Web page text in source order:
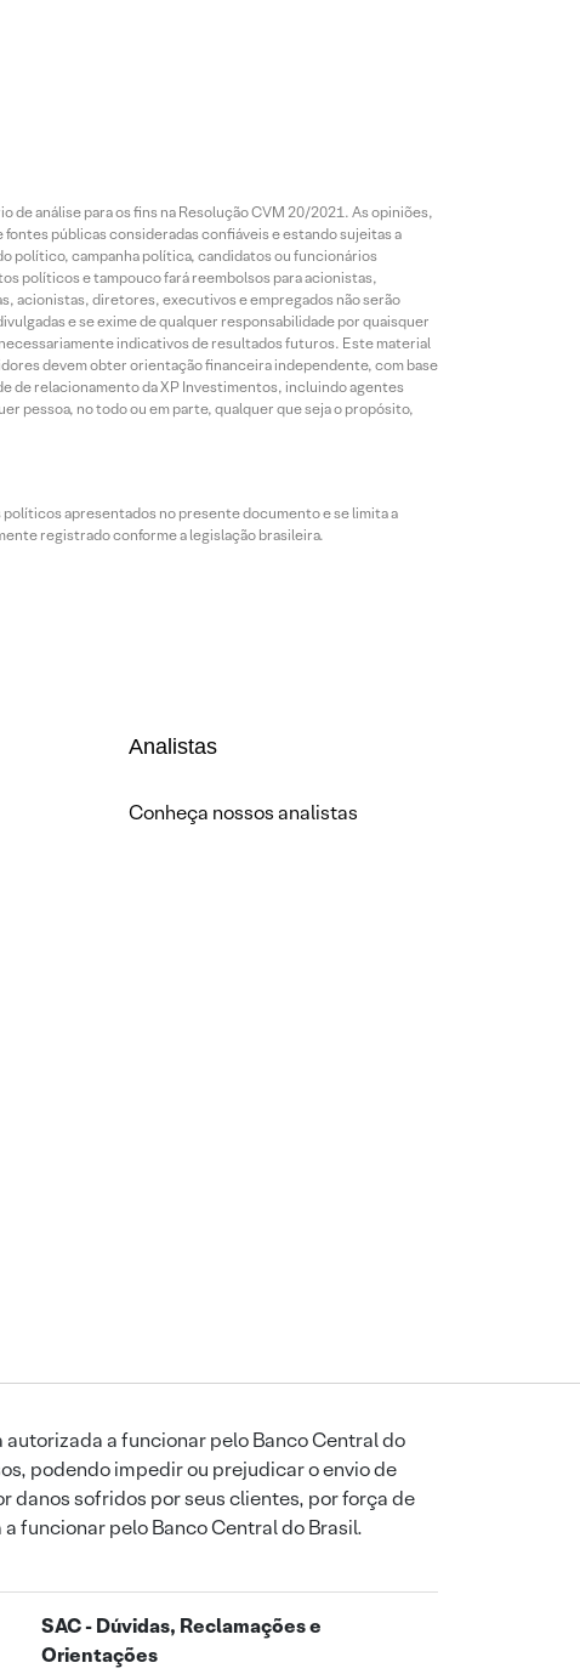
de análise para os fins na Resolução CVM 20/2021. As opiniões,
públicas consideradas confiáveis e estando sujeitas a
político, campanha política, candidatos ou funcionários
políticos e tampouco fará reembolsos para acionistas,
acionistas, diretores, executivos e empregados não serão
e se exime de qualquer responsabilidade por quaisquer
indicativos de resultados futuros. Este material
devem obter orientação financeira independente, com base
de relacionamento da XP Investimentos, incluindo agentes
pessoa, no todo ou em parte, qualquer que seja o propósito,
apresentados no presente documento e se limita a
registrado conforme a legislação brasileira.
Analistas
Conheça nossos analistas
a funcionar pelo Banco Central do
podendo impedir ou prejudicar o envio de
danos sofridos por seus clientes, por força de
funcionar pelo Banco Central do Brasil.
SAC - Dúvidas, Reclamações e
Orientações